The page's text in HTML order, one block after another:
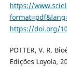
https://
https://doi.org/
POTTER, V. R.
Edições Loyola,